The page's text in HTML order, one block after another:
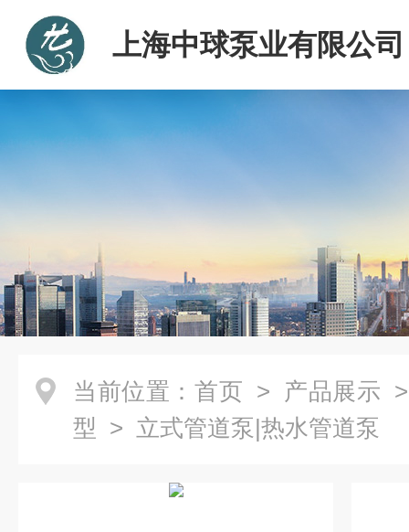
上海中球泵业有限公司
当前位置： 首页 > 产品展示
型 > 立式管道泵|热水管道泵